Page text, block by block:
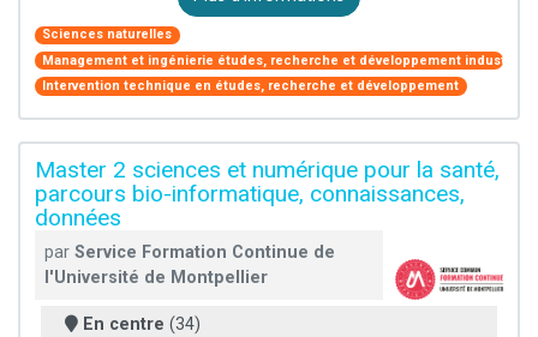
Sciences naturelles
Management et ingénierie études, recherche et développement industriel
Intervention technique en études, recherche et développement
Master 2 sciences et numérique pour la santé,
parcours bio-informatique, connaissances,
données
par Service Formation Continue de
l'Université de Montpellier
En centre (34)